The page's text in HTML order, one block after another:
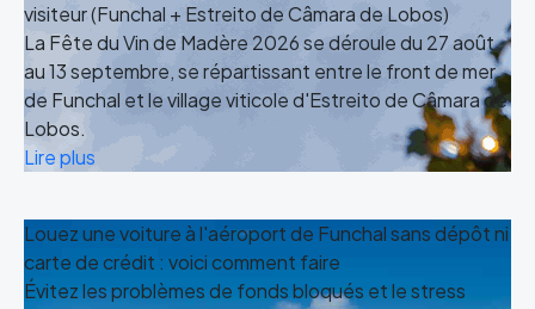
visiteur (Funchal + Estreito de Câmara de Lobos)
La Fête du Vin de Madère 2026 se déroule du 27 août
au 13 septembre, se répartissant entre le front de mer
de Funchal et le village viticole d'Estreito de Câmara de
Lobos.
Lire plus
Louez une voiture à l'aéroport de Funchal sans dépôt ni
carte de crédit : voici comment faire
Évitez les problèmes de fonds bloqués et le stress